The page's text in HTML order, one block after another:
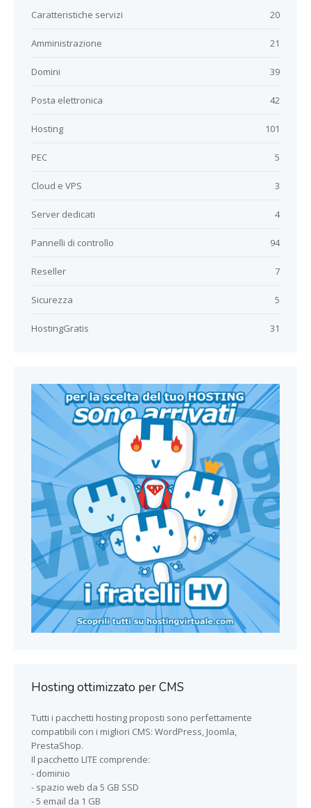
20
Caratteristiche servizi
21
Amministrazione
39
Domini
42
Posta elettronica
101
Hosting
5
PEC
3
Cloud e VPS
4
Server dedicati
94
Pannelli di controllo
7
Reseller
5
Sicurezza
31
HostingGratis
Hosting ottimizzato per CMS
Tutti i pacchetti hosting proposti sono perfettamente
compatibili con i migliori CMS: WordPress, Joomla,
PrestaShop.
Il pacchetto LITE comprende:
- dominio
- spazio web da 5 GB SSD
- 5 email da 1 GB